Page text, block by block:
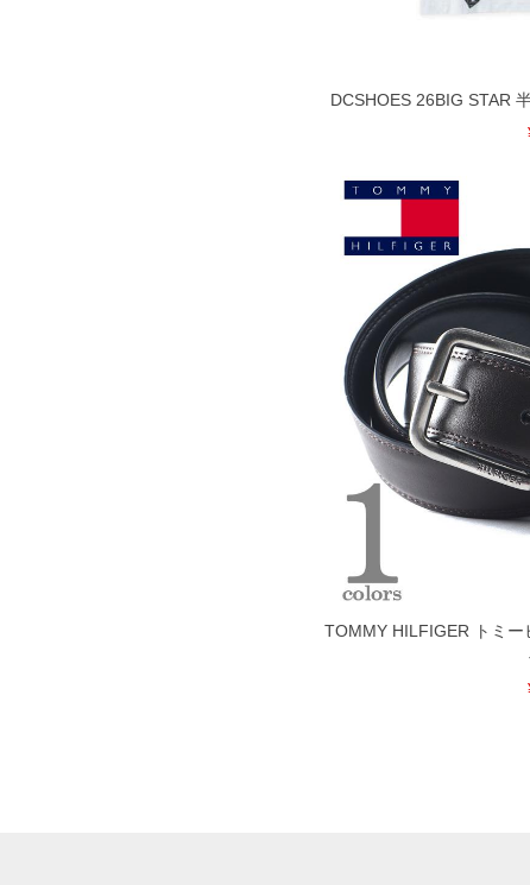
DCSHOES 26BIG STAR
TOMMY HILFIGER トミ